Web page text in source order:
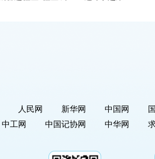
人民网 新华网 中国网
中工网 中国记协网 中华网